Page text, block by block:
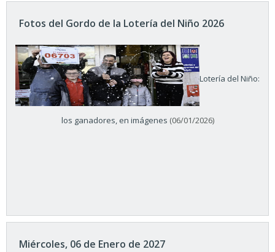
Fotos del Gordo de la Lotería del Niño 2026
Lotería del Niño:
los ganadores, en imágenes (06/01/2026)
Miércoles, 06 de Enero de 2027